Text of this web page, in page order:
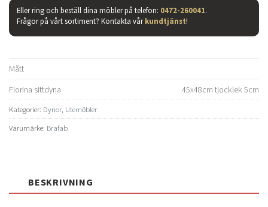
Eller ring och beställ dina möbler på telefon: 0472-260041.
Frågor på vårt sortiment? Kontakta vårkundtjänst!
Mått
Florina sittdyna
45x48cm tjocklek 5cm
Kategorier: Dynor, Utemöbler
Varumärke: Brafab
BESKRIVNING